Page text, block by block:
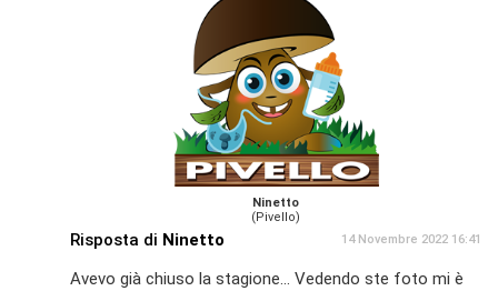
Ninetto
(Pivello)
Risposta di Ninetto 14 Novembre 2022 16:41
Avevo già chiuso la stagione... Vedendo ste foto mi è